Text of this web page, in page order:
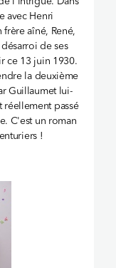
avec Henri
frère aîné, René,
de ses
ce 13 juin 1930.
la deuxième
Guillaumet lui-
passé
C'est un roman
!